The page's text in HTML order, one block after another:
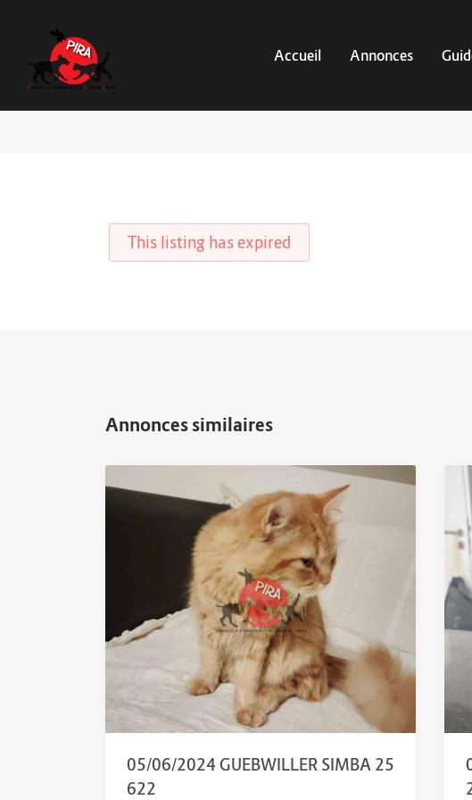
Accueil Annonces
This listing has expired
05/06/2024 GUEBWILLER SIMBA 25
622